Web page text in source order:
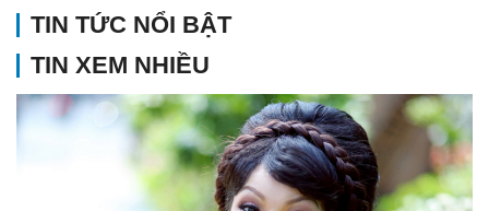
TIN TỨC NỔI BẬT
TIN XEM NHIỀU